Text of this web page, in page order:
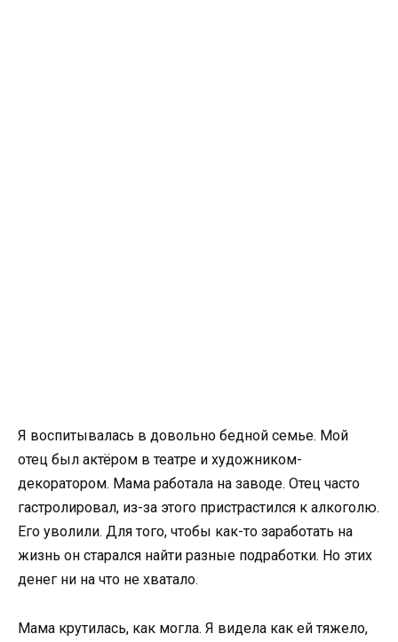
Я воспитывалась в довольно бедной семье. Мой
отец был актёром в театре и художником-
декоратором. Мама работала на заводе. Отец часто
гастролировал, из-за этого пристрастился к алкоголю.
Его уволили. Для того, чтобы как-то заработать на
жизнь он старался найти разные подработки. Но этих
денег ни на что не хватало.
Мама крутилась, как могла. Я видела как ей тяжело,